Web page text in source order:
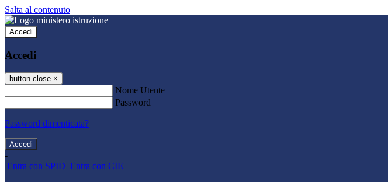
Salta al contenuto
Accedi
Accedi
button close ×
Nome Utente
Password
Password dimenticata?
-
Entra con SPID Entra con CIE